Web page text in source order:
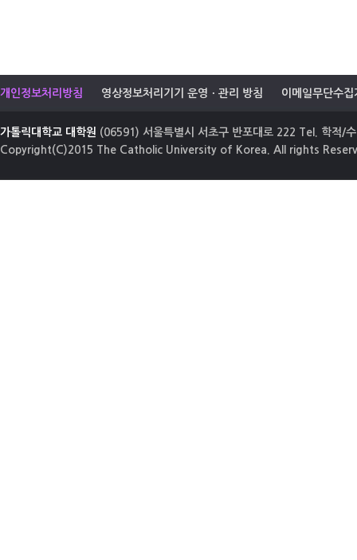
개인정보처리방침 영상정보처리기기 운영ㆍ관리 방침 이메일무단수집
가톨릭대학교 대학원 (06591) 서울특별시 서초구 반포대로 222 Tel. 학적/
Copyright(C)2015 The Catholic University of Korea. All rights